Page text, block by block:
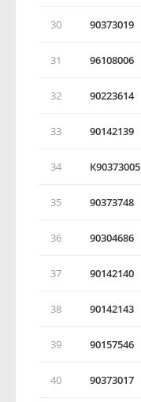
30 90373019
31 96108006
32 90223614
33 90142139
34 К90373005
35 90373748
36 90304686
37 90142140
38 90142143
39 90157546
40 90373017